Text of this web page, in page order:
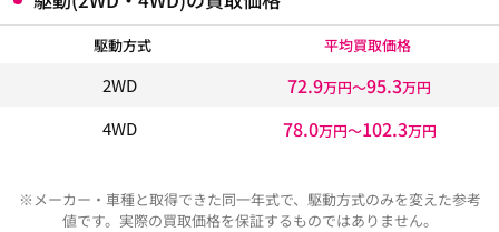
駆動方式 平均買取価格
2WD 72.9万円〜95.3万円
4WD 78.0万円〜102.3万円
※メーカー・車種と取得できた同一年式で、駆動方式のみを変えた参考
値です。実際の買取価格を保証するものではありません。